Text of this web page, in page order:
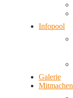
Infopool
Galerie
Mitmachen